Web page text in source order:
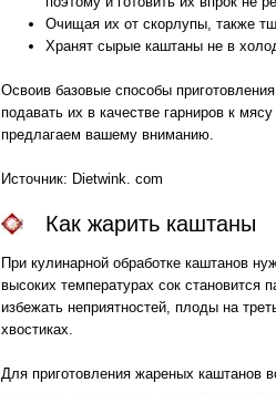
Очищая их от скорлупы, также
Хранят сырые каштаны не в
Освоив базовые способы
подавать их в качестве гарниров к
предлагаем вашему вниманию.
Источник: Dietwink. com
Как жарить каштаны
При кулинарной обработке каштанов
высоких температурах сок становится
избежать неприятностей, плоды на
хвостиках.
Для приготовления жареных каштанов